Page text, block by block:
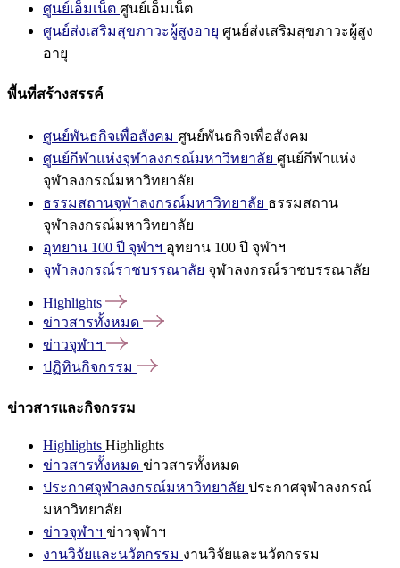
ศูนย์เอ็มเน็ต ศูนย์เอ็มเน็ต
ศูนย์ส่งเสริมสุขภาวะผู้สูงอายุ ศูนย์ส่งเสริมสุขภาวะผู้สูง
อายุ
พื้นที่สร้างสรรค์
ศูนย์พันธกิจเพื่อสังคม ศูนย์พันธกิจเพื่อสังคม
ศูนย์กีฬาแห่งจุฬาลงกรณ์มหาวิทยาลัย ศูนย์กีฬาแห่ง
จุฬาลงกรณ์มหาวิทยาลัย
ธรรมสถานจุฬาลงกรณ์มหาวิทยาลัย ธรรมสถาน
จุฬาลงกรณ์มหาวิทยาลัย
อุทยาน 100 ปี จุฬาฯ อุทยาน 100 ปี จุฬาฯ
จุฬาลงกรณ์ราชบรรณาลัย จุฬาลงกรณ์ราชบรรณาลัย
Highlights
ข่าวสารทั้งหมด
ข่าวจุฬาฯ
ปฏิทินกิจกรรม
ข่าวสารและกิจกรรม
Highlights Highlights
ข่าวสารทั้งหมด ข่าวสารทั้งหมด
ประกาศจุฬาลงกรณ์มหาวิทยาลัย ประกาศจุฬาลงกรณ์
มหาวิทยาลัย
ข่าวจุฬาฯ ข่าวจุฬาฯ
งานวิจัยและนวัตกรรม งานวิจัยและนวัตกรรม